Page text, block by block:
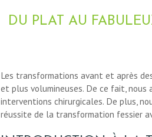
DU PLAT AU
Les transformations avant et après
et plus volumineuses. De ce fait,
interventions chirurgicales. De plus,
réussite de la transformation fessier